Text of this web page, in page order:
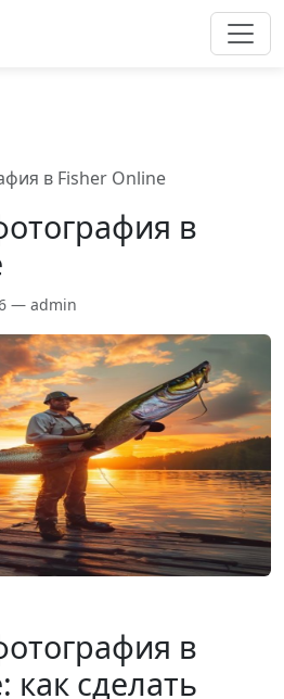
в Fisher Online
в
— admin
в
как сделать